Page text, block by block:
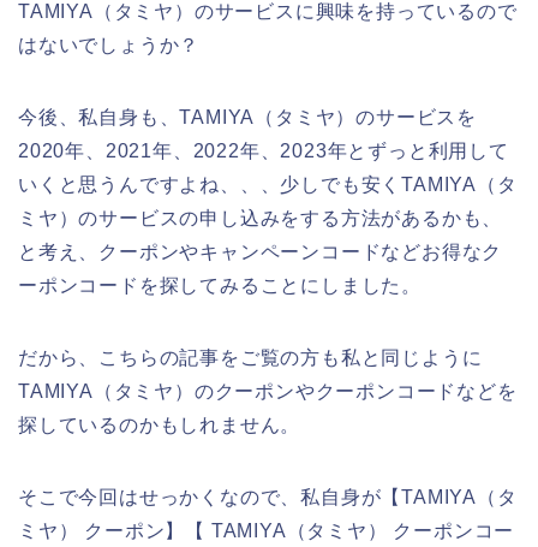
TAMIYA（タミヤ）のサービスに興味を持っているので
はないでしょうか？
今後、私自身も、TAMIYA（タミヤ）のサービスを
2020年、2021年、2022年、2023年とずっと利用して
いくと思うんですよね、、、少しでも安くTAMIYA（タ
ミヤ）のサービスの申し込みをする方法があるかも、
と考え、クーポンやキャンペーンコードなどお得なク
ーポンコードを探してみることにしました。
だから、こちらの記事をご覧の方も私と同じように
TAMIYA（タミヤ）のクーポンやクーポンコードなどを
探しているのかもしれません。
そこで今回はせっかくなので、私自身が【TAMIYA（タ
ミヤ） クーポン】【 TAMIYA（タミヤ） クーポンコー